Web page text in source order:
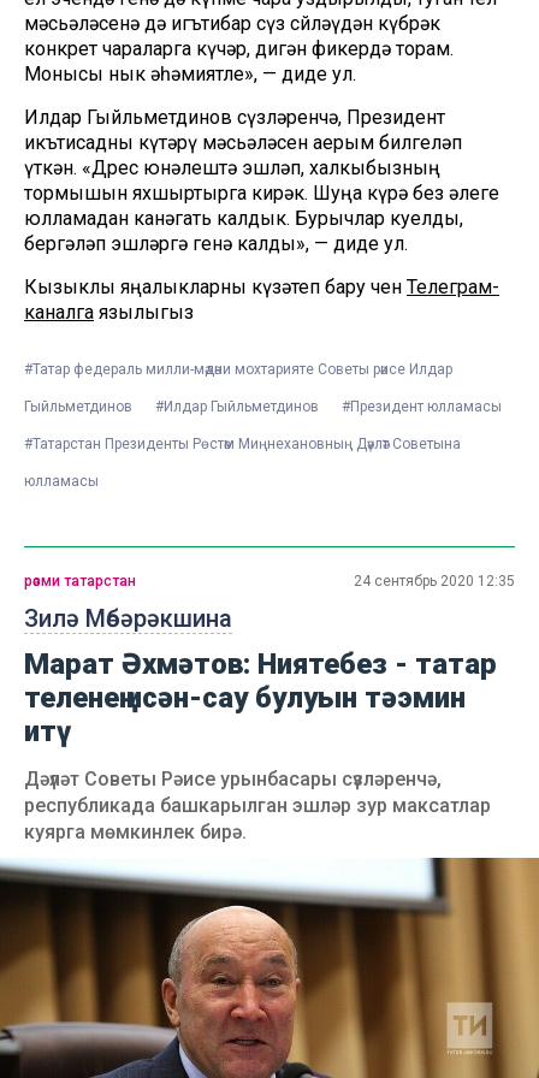
мәсьәләсенә дә игътибар сүз сөйләүдән күбрәк
конкрет чараларга күчәр, дигән фикердә торам.
Монысы нык әһәмиятле», — диде ул.
Илдар Гыйльметдинов сүзләренчә, Президент
икътисадны күтәрү мәсьәләсен аерым билгеләп
үткән. «Дөрес юнәлештә эшләп, халкыбызның
тормышын яхшыртырга кирәк. Шуңа күрә без әлеге
юлламадан канәгать калдык. Бурычлар куелды,
бергәләп эшләргә генә калды», — диде ул.
Кызыклы яңалыкларны күзәтеп бару өчен Телеграм-
каналга язылыгыз
#Татар федераль милли-мәдәни мохтарияте Советы рәисе Илдар
Гыйльметдинов #Илдар Гыйльметдинов #Президент юлламасы
#Татарстан Президенты Рөстәм Миңнехановның Дәүләт Советына
юлламасы
Зилә Мөбәрәкшина
рәсми татарстан 24 сентябрь 2020 12:35
Марат Әхмәтов: Ниятебез - татар
теленең исән-сау булуын тәэмин
итү
Дәүләт Советы Рәисе урынбасары сүзләренчә,
республикада башкарылган эшләр зур максатлар
куярга мөмкинлек бирә.